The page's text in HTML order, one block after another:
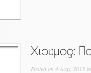
Posted on 4 Απρ, 2015 in